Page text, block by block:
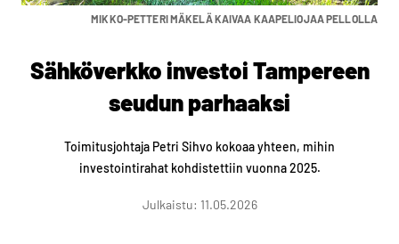
MIKKO-PETTERI MÄKELÄ KAIVAA KAAPELIOJAA PELLOLLA
Sähköverkko investoi Tampereen
seudun parhaaksi
Toimitusjohtaja Petri Sihvo kokoaa yhteen, mihin
investointirahat kohdistettiin vuonna 2025.
Julkaistu: 11.05.2026